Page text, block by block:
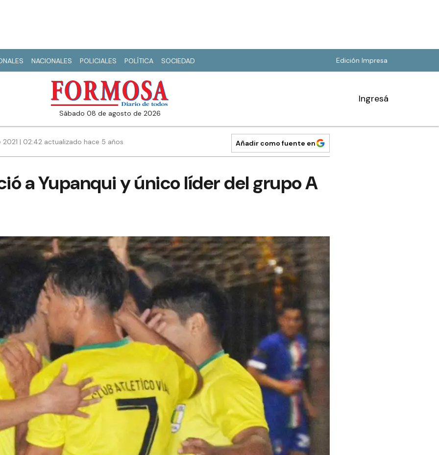
NACIONALES POLICIALES POLÍTICA SOCIEDAD Edición Impresa
sábado 08 de agosto de 2026
Ingresá
| 02:42 actualizado hace 5 años Añadir como fuente en
a Yupanqui y único líder del grupo A